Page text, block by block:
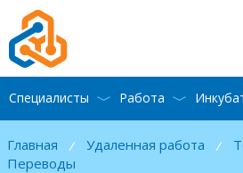
Главная / Удаленная работа /
Переводы
Специалисты Работа